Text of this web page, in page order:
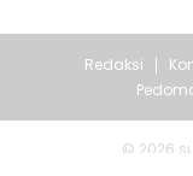
Redaksi
© 2026